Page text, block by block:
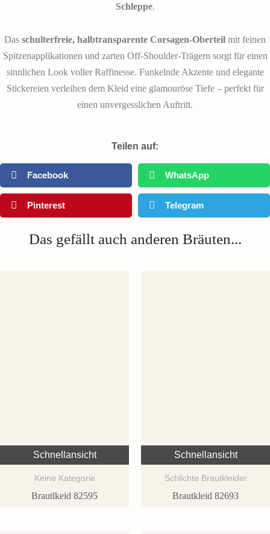
Schleppe.
Das schulterfreie, halbtransparente Corsagen-Oberteil mit feinen
Spitzenapplikationen und zarten Off-Shoulder-Trägern sorgt für einen
sinnlichen Look voller Raffinesse. Funkelnde Akzente und elegante
Stickereien verleihen dem Kleid eine glamouröse Tiefe – perfekt für
einen unvergesslichen Auftritt.
Teilen auf:
Facebook WhatsApp
Pinterest Telegram
Das gefällt auch anderen Bräuten...
Schnellansicht
Keine Kategorie
Brautlkeid 82595
Schnellansicht
Schlichte Brautkleider
Brautkleid 82693